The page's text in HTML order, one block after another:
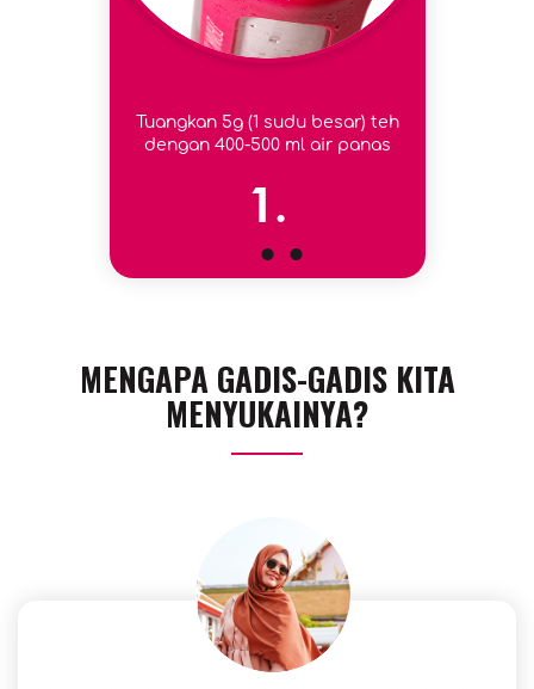
Tuangkan 5g (1 sudu besar) teh
dengan 400-500 ml air panas
1.
MENGAPA GADIS-GADIS KITA
MENYUKAINYA?